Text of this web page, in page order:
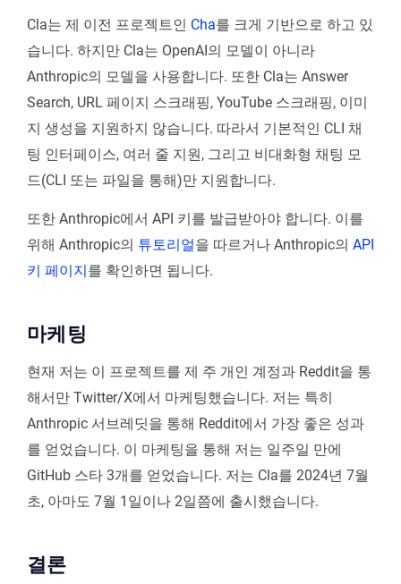
Cla는 제 이전 프로젝트인 Cha를 크게 기반으로 하고 있
습니다. 하지만 Cla는 OpenAI의 모델이 아니라
Anthropic의 모델을 사용합니다. 또한 Cla는 Answer
Search, URL 페이지 스크래핑, YouTube 스크래핑, 이미
지 생성을 지원하지 않습니다. 따라서 기본적인 CLI 채
팅 인터페이스, 여러 줄 지원, 그리고 비대화형 채팅 모
드(CLI 또는 파일을 통해)만 지원합니다.
또한 Anthropic에서 API 키를 발급받아야 합니다. 이를
위해 Anthropic의 튜토리얼을 따르거나 Anthropic의 API
키 페이지 를 확인하면 됩니다.
마케팅
현재 저는 이 프로젝트를 제 주 개인 계정과 Reddit을 통
해서만 Twitter/X에서 마케팅했습니다. 저는 특히
Anthropic 서브레딧을 통해 Reddit에서 가장 좋은 성과
를 얻었습니다. 이 마케팅을 통해 저는 일주일 만에
GitHub 스타 3개를 얻었습니다. 저는 Cla를 2024년 7월
초, 아마도 7월 1일이나 2일쯤에 출시했습니다.
결론